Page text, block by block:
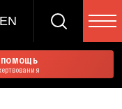
EN
ПОМОЩЬ